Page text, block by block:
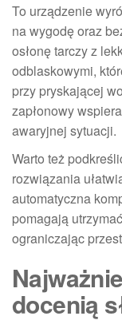
To urządzenie
na wygodę oraz
osłonę tarczy z
odblaskowymi,
przy pryskającej
zapłonowy
awaryjnej sytuacji.
Warto też
rozwiązania
automatyczna
pomagają
ograniczając
docenią